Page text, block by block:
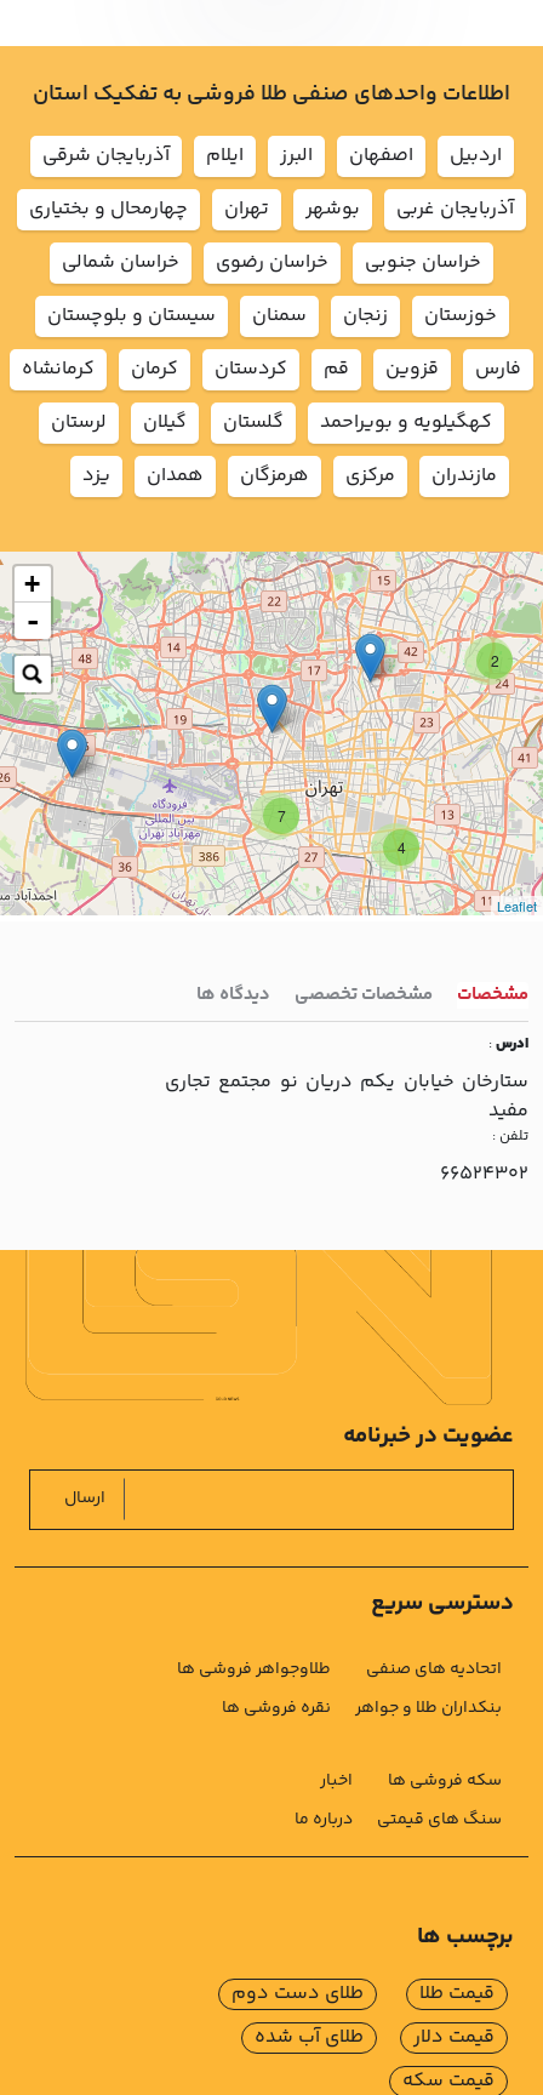
7
2
4
+
-
Leaflet
اطلاعات واحدهای صنفی طلا فروشی به تفکیک استان
اردبيل اصفهان البرز ايلام
آذربايجان شرقي
آذربايجان غربي
بوشهر تهران
چهارمحال و بختياري
خراسان جنوبي
خراسان رضوي
خراسان شمالي
خوزستان
زنجان سمنان
سيستان و بلوچستان
فارس
قزوين قم كردستان كرمان
كرمانشاه
كهگيلويه و بويراحمد
گلستان گيلان
لرستان
مازندران
مركزي هرمزگان همدان يزد
مشخصات مشخصات تخصصی دیدگاه ها
ادرس:
ستارخان خيابان يکم دريان نو مجتمع تجاري
مفيد
تلفن :
66524302
دسترسی سریع
اتحادیه های صنفی
بنکداران طلا و جواهر
طلاوجواهر فروشی ها
نقره فروشی ها
سکه فروشی ها
سنگ های قیمتی
اخبار
درباره ما
عضویت در خبرنامه
ارسال
برچسب ها
قیمت طلا
قیمت دلار
قیمت سکه
طلای دست دوم
طلای آب شده